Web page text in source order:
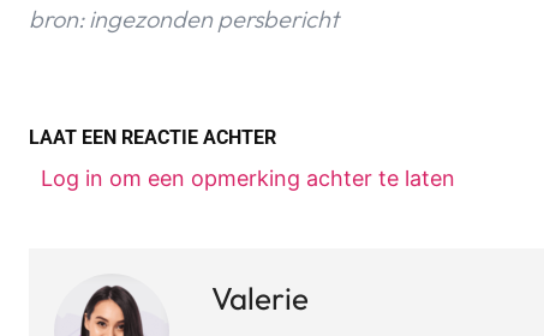
bron: ingezonden persbericht
LAAT EEN REACTIE ACHTER
Log in om een opmerking achter te laten
Valerie